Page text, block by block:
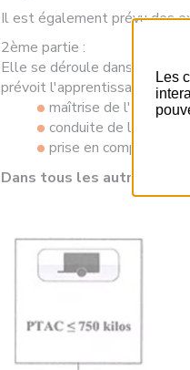
Il est également prévu des
2ème partie :
Elle se déroule dans la
prévoit l'apprentissage des
maîtrise de
conduite de
prise en compte des
Dans tous les autres cas,
Les